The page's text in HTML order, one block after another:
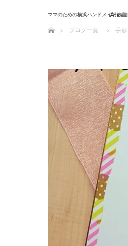
ママのための横浜ハンドメイド教室
About
ホーム
ブログ一覧
手形